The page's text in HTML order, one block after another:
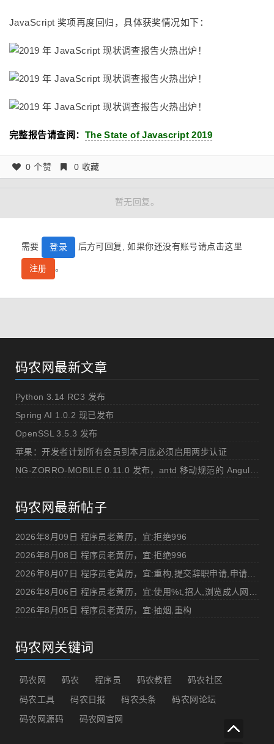
JavaScript 奖项再度回归，具体获奖情况如下：
完整报告请查阅： The State of Javascript 2019
0 个赞 0 收藏
暂无回复。
需要 登录 后方可回复, 如果你还没有账号请点击这里
注册 。
码农网最新文章
Python 3.14 RC3 发布
Spring AI 1.0.2 现已发布
OpenSSL 3.5.3 发布
苹果：开发者计划所有会员到本月底必须启用两步认证
码农网最新帖子
2026年8月09日 程序员老黄历，宜:拒绝996
2026年8月08日 程序员老黄历，宜:拒绝996
2026年8月05日 程序员老黄历，宜:抽烟,重构
码农网关键词
码农网 码农 程序员 码农教程
码农社区
码农工具
码农日报 码农头条
码农网论坛
码农网源码
码农网官网